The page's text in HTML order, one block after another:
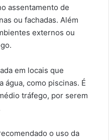
assentamento de
ou fachadas. Além
externos ou
em locais que
água, como piscinas. É
tráfego, por serem
o uso da